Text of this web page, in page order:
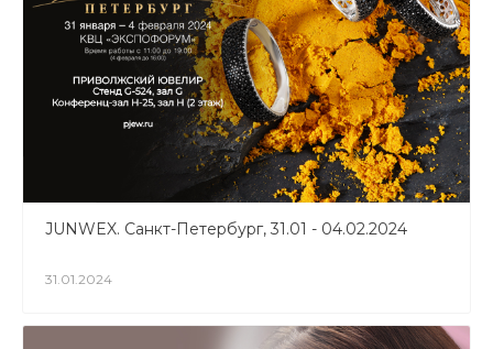
JUNWEX. Санкт-Петербург, 31.01 - 04.02.2024
31.01.2024